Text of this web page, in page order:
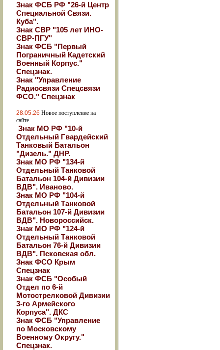
Знак ФСБ РФ "26-й Центр
Специальной Связи.
Куба".
Знак СВР "105 лет ИНО-
СВР-ПГУ"
Знак ФСБ "Первый
Пограничный Кадетский
Военный Корпус."
Спецзнак.
Знак "Управление
Радиосвязи Спецсвязи
ФСО." Спецзнак
28.05.26 Новое поступление на
сайте...
Знак МО РФ "10-й
Отдельный Гвардейский
Танковый Батальон
"Дизель." ДНР.
Знак МО РФ "134-й
Отдельный Танковой
Батальон 104-й Дивизии
ВДВ". Иваново.
Знак МО РФ "104-й
Отдельный Танковой
Батальон 107-й Дивизии
ВДВ". Новороссийск.
Знак МО РФ "124-й
Отдельный Танковой
Батальон 76-й Дивизии
ВДВ". Псковская обл.
Знак ФСО Крым
Спецзнак
Знак ФСБ "Особый
Отдел по 6-й
Мотострелковой Дивизии
3-го Армейского
Корпуса". ДКС
Знак ФСБ "Управление
по Московскому
Военному Округу."
Спецзнак.